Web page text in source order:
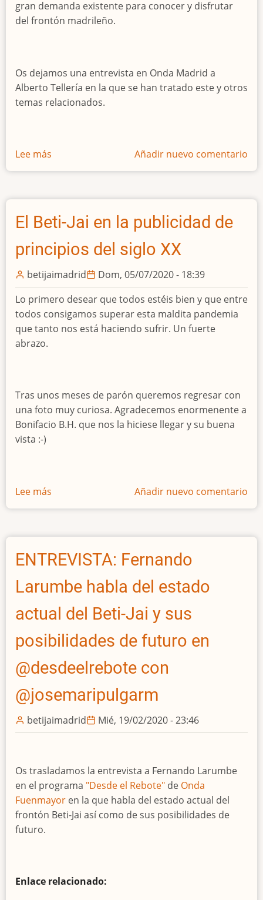
gran demanda existente para conocer y disfrutar
del frontón madrileño.
Os dejamos una entrevista en Onda Madrid a
Alberto Tellería en la que se han tratado este y otros
temas relacionados.
Lee más
ENTREVISTA
Alberto
Tellería
con
motivo
de
las
VISITAS
organizadas
al
frontón
Añadir nuevo comentario
El Beti-Jai en la publicidad de
principios del siglo XX
betijaimadrid
Dom, 05/07/2020 - 18:39
Lo primero desear que todos estéis bien y que entre
todos consigamos superar esta maldita pandemia
que tanto nos está haciendo sufrir. Un fuerte
abrazo.
Tras unos meses de parón queremos regresar con
una foto muy curiosa. Agradecemos enormenente a
Bonifacio B.H. que nos la hiciese llegar y su buena
vista :-)
Lee más
El
Jai
en
la
publicidad
de
principios
del
siglo
Añadir nuevo comentario
ENTREVISTA: Fernando
Larumbe habla del estado
actual del Beti-Jai y sus
posibilidades de futuro en
@desdeelrebote con
@josemaripulgarm
betijaimadrid Mié, 19/02/2020 - 23:46
Os trasladamos la entrevista a Fernando Larumbe
en el programa "Desde el Rebote" de Onda
Fuenmayor en la que habla del estado actual del
frontón Beti-Jai así como de sus posibilidades de
futuro.
Enlace relacionado: